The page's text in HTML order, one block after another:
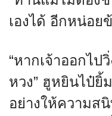
เองได้ อีกหน่อย
“หากเจ้าออกไป
หวง” ฮูหยินไป๋ยิ้
อย่างให้ความส